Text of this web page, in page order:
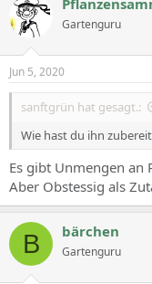
Gartenguru
Jun 5, 2020
sanftgrün hat gesagt.:
Wie hast du ihn
Es gibt Unmengen an
Aber Obstessig als
B bärchen
Gartenguru